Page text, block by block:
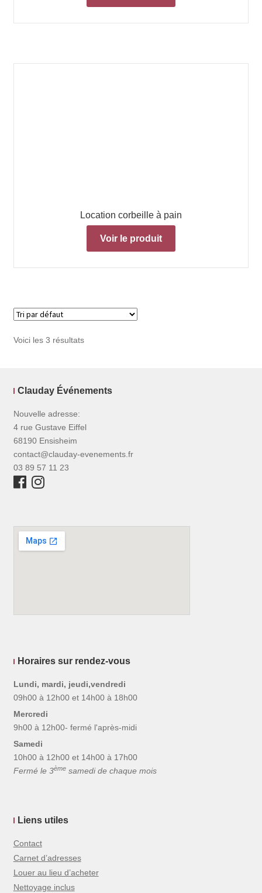
Location corbeille à pain
Voir le produit
Voici les 3 résultats
Clauday Événements
Nouvelle adresse:
4 rue Gustave Eiffel
68190 Ensisheim
contact@clauday-evenements.fr
03 89 57 11 23
Horaires sur rendez-vous
Lundi, mardi, jeudi,vendredi
09h00 à 12h00 et 14h00 à 18h00
Mercredi
9h00 à 12h00- fermé l'après-midi
Samedi
10h00 à 12h00 et 14h00 à 17h00
Fermé le 3èmesamedi de chaque mois
Liens utiles
Contact
Carnet d’adresses
Louer au lieu d’acheter
Nettoyage inclus